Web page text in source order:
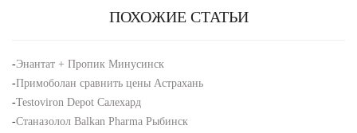
ПОХОЖИЕ СТАТЬИ
-Энантат + Пропик Минусинск
-Примоболан сравнить цены Астрахань
-Testoviron Depot Салехард
-Станазолол Balkan Pharma Рыбинск